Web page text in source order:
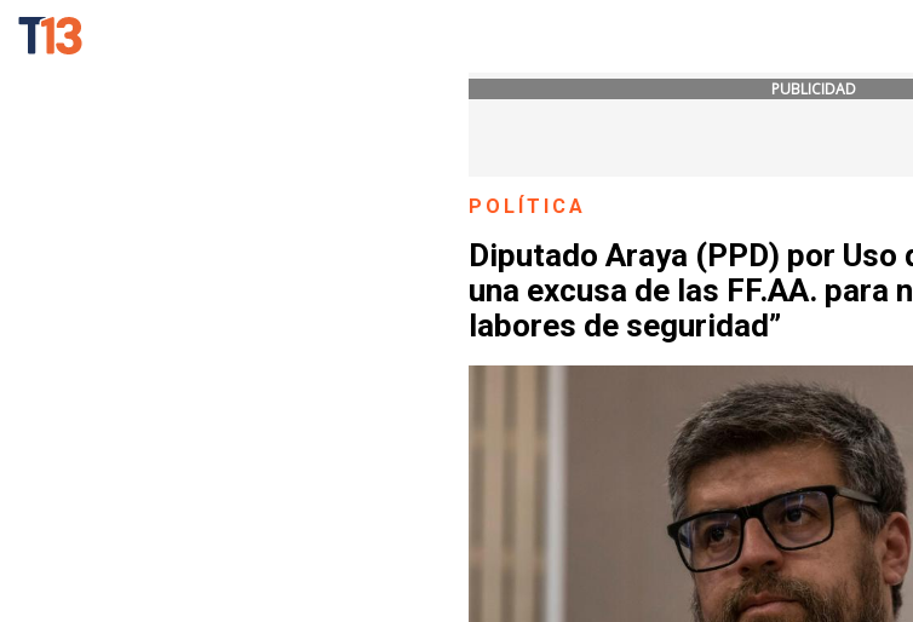
PUBLICIDAD
POLÍTICA
Diputado Araya (PPD) por Uso
una excusa de las FF.AA. para
labores de seguridad”